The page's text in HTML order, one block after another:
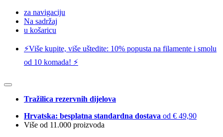
za navigaciju
Na sadržaj
u košaricu
⚡️Više kupite, više uštedite: 10% popusta na filamente i smolu
od 10 komada! ⚡️
Tražilica rezervnih dijelova
Hrvatska: besplatna standardna dostava od € 49,90
Više od 11.000 proizvoda